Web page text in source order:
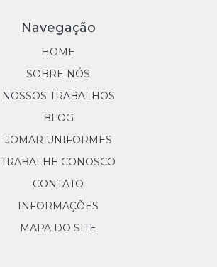
Navegação
HOME
SOBRE NÓS
NOSSOS TRABALHOS
BLOG
JOMAR UNIFORMES
TRABALHE CONOSCO
CONTATO
INFORMAÇÕES
MAPA DO SITE